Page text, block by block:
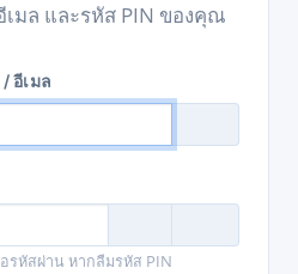
เมล และรหัส PIN ของคุณ
อีเมล
รหัสผ่าน หากลืมรหัส PIN